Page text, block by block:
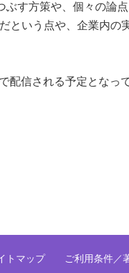
す方策や、個々の論点
という点や、企業内の
信される予定となっ
トマップ ご利用条件／